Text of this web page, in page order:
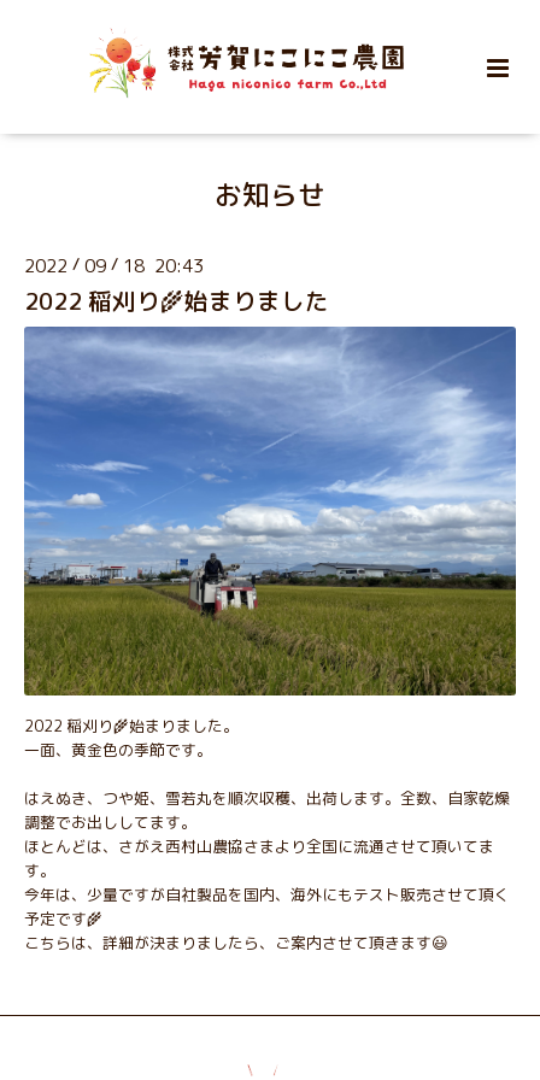
お知らせ
2022 / 09 / 18 20:43
2022 稲刈り🌾始まりました
2022 稲刈り🌾始まりました。
一面、黄金色の季節です。
はえぬき、つや姫、雪若丸を順次収穫、出荷します。全数、自家乾燥
調整でお出ししてます。
ほとんどは、さがえ西村山農協さまより全国に流通させて頂いてま
す。
今年は、少量ですが自社製品を国内、海外にもテスト販売させて頂く
予定です🌾
こちらは、詳細が決まりましたら、ご案内させて頂きます😃